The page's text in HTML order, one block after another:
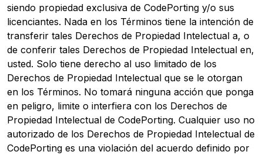
siendo propiedad exclusiva de CodePorting y/o sus
licenciantes. Nada en los Términos tiene la intención de
transferir tales Derechos de Propiedad Intelectual a, o
de conferir tales Derechos de Propiedad Intelectual en,
usted. Solo tiene derecho al uso limitado de los
Derechos de Propiedad Intelectual que se le otorgan
en los Términos. No tomará ninguna acción que ponga
en peligro, limite o interfiera con los Derechos de
Propiedad Intelectual de CodePorting. Cualquier uso no
autorizado de los Derechos de Propiedad Intelectual de
CodePorting es una violación del acuerdo definido por